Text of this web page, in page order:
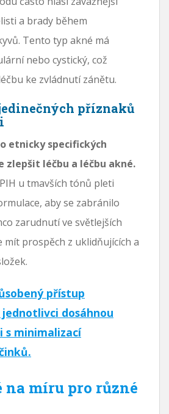
a brady během
Tento typ akné má
nebo cystický, což
ke zvládnutí zánětu.
příznaků
etnicky specifických
zlepšit léčbu a léčbu akné.
u tmavších tónů pleti
aby se zabránilo
zarudnutí ve světlejších
mít prospěch z uklidňujících a
přístup
dosáhnou
s minimalizací
na míru pro různé